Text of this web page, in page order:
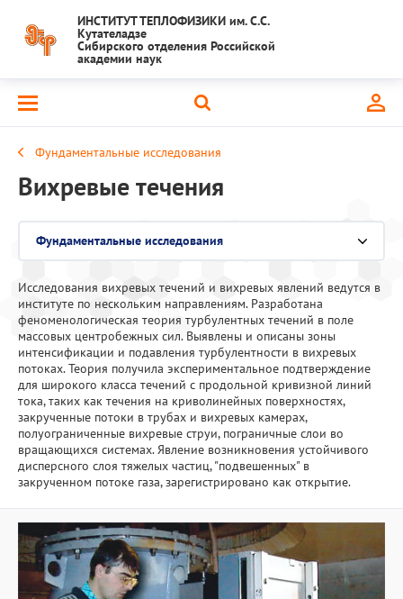
ИНСТИТУТ ТЕПЛОФИЗИКИ им. С.С.
Кутателадзе
Сибирского отделения Российской
академии наук
Фундаментальные исследования
Вихревые течения
Национальный проект "Наука и университеты"
Крупный научный проект
Важнейшие результаты
Фундаментальные исследования
Прикладные разработки
Уникальные стенды и установки
Международное сотрудничество
Полезные ссылки
Выберите раздел
Исследования вихревых течений и вихревых явлений ведутся в
институте по нескольким направлениям. Разработана
феноменологическая теория турбулентных течений в поле
массовых центробежных сил. Выявлены и описаны зоны
интенсификации и подавления турбулентности в вихревых
потоках. Теория получила экспериментальное подтверждение
для широкого класса течений с продольной кривизной линий
тока, таких как течения на криволинейных поверхностях,
закрученные потоки в трубах и вихревых камерах,
полуограниченные вихревые струи, пограничные слои во
вращающихся системах. Явление возникновения устойчивого
дисперсного слоя тяжелых частиц, "подвешенных" в
закрученном потоке газа, зарегистрировано как открытие.